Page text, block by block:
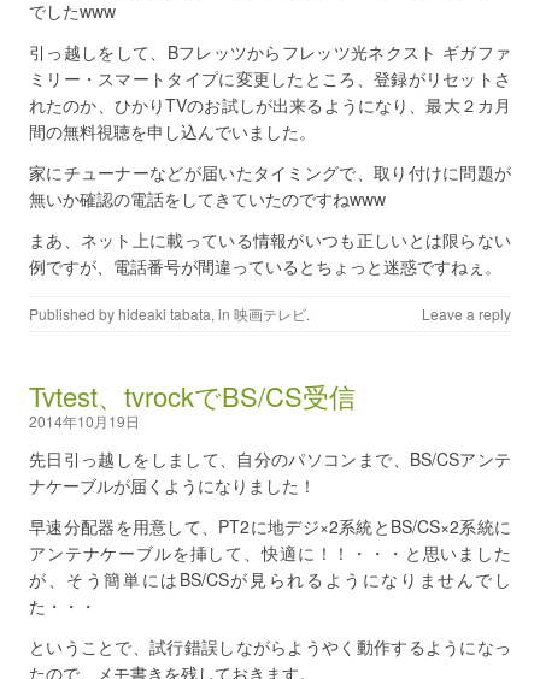
でしたwww
引っ越しをして、Bフレッツからフレッツ光ネクスト ギガファ
ミリー・スマートタイプに変更したところ、登録がリセットさ
れたのか、ひかりTVのお試しが出来るようになり、最大２カ月
間の無料視聴を申し込んでいました。
家にチューナーなどが届いたタイミングで、取り付けに問題が
無いか確認の電話をしてきていたのですねwww
まあ、ネット上に載っている情報がいつも正しいとは限らない
例ですが、電話番号が間違っているとちょっと迷惑ですねぇ。
Published by hideaki tabata, in 映画テレビ. Leave a reply
Tvtest、tvrockでBS/CS受信
2014年10月19日
先日引っ越しをしまして、自分のパソコンまで、BS/CSアンテ
ナケーブルが届くようになりました！
早速分配器を用意して、PT2に地デジ×2系統とBS/CS×2系統に
アンテナケーブルを挿して、快適に！！・・・と思いました
が、そう簡単にはBS/CSが見られるようになりませんでし
た・・・
ということで、試行錯誤しながらようやく動作するようになっ
たので、メモ書きを残しておきます。